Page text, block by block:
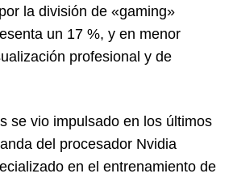
la división de «gaming»
un 17 %, y en menor
profesional y de
se vio impulsado en los últimos
del procesador Nvidia
en el entrenamiento de